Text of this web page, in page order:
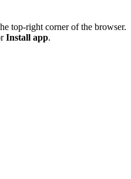
top-right corner of the browser.
Install app.